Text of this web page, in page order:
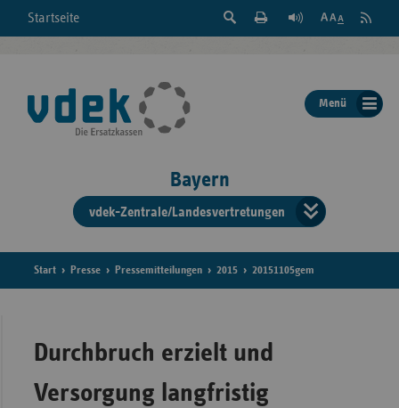
Startseite
Suche
der
Seite
Feed
Menü
Bayern
vdek-Zentrale/Landesvertretungen
der
Start Presse Pressemitteilungen 2015 20151105gem
Durchbruch erzielt und
Versorgung langfristig